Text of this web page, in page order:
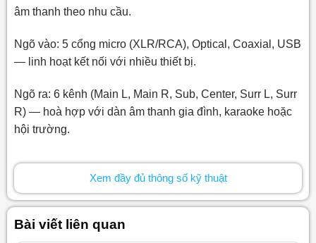
âm thanh theo nhu cầu.
Ngõ vào: 5 cổng micro (XLR/RCA), Optical, Coaxial, USB
— linh hoạt kết nối với nhiều thiết bị.
Ngõ ra: 6 kênh (Main L, Main R, Sub, Center, Surr L, Surr
R) — hoà hợp với dàn âm thanh gia đình, karaoke hoặc
hội trường.
Tính năng: Hệ thống Equalizer kỹ thuật số với 13 dải EQ
cho mỗi đầu vào, 4 chế độ chống hú rít tự động — giúp
loại bỏ tiếng hú, rè và nhiễu nền.
Kích thước: 480 × 67 × 228 mm — gọn gàng, dễ bố trí.
Xem đầy đủ thông số kỹ thuật
Bài viết liên quan